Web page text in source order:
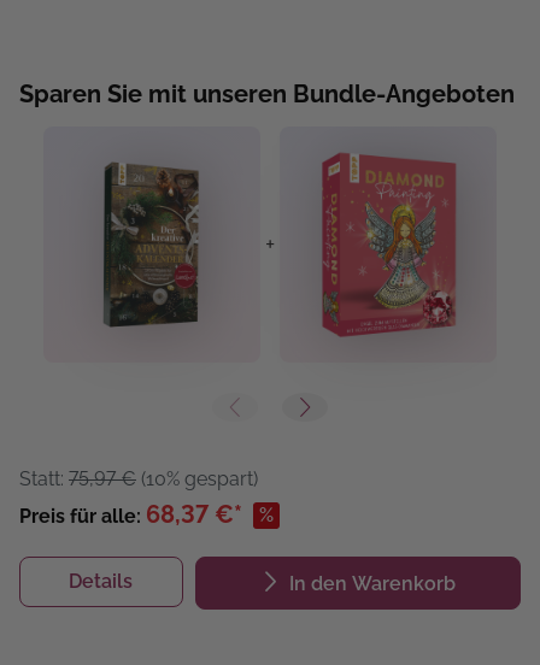
Sparen Sie mit unseren Bundle-Angeboten
+
Statt: 75,97 € (10% gespart)
Preis für alle: 68,37 €* %
Details In den Warenkorb